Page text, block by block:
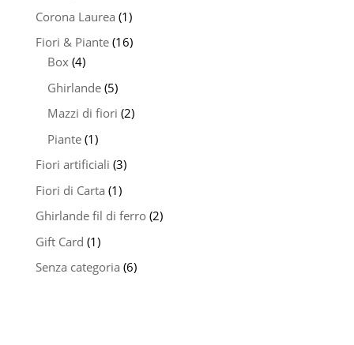
Corona Laurea (1)
Fiori & Piante (16)
Box (4)
Ghirlande (5)
Mazzi di fiori (2)
Piante (1)
Fiori artificiali (3)
Fiori di Carta (1)
Ghirlande fil di ferro (2)
Gift Card (1)
Senza categoria (6)